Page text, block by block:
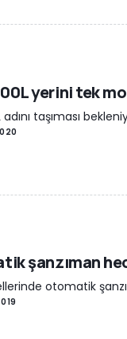
yerini tek
taşıması
şanzıman
otomatik